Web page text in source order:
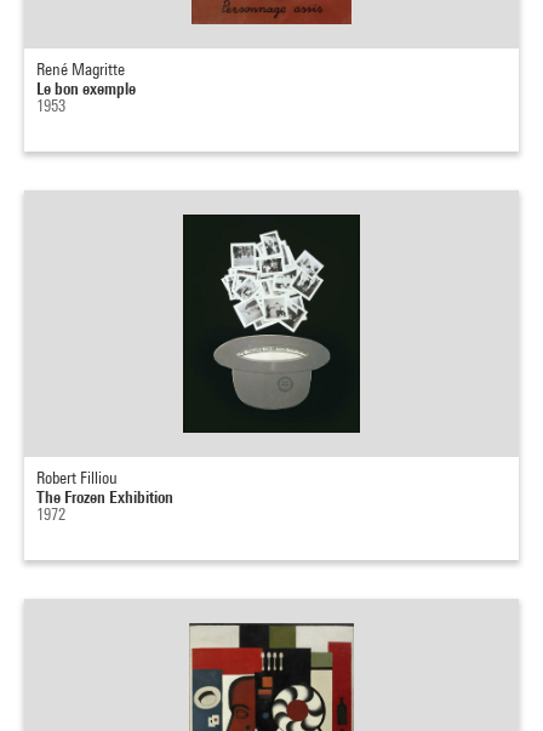
René Magritte
Le bon exemple
1953
Robert Filliou
The Frozen Exhibition
1972